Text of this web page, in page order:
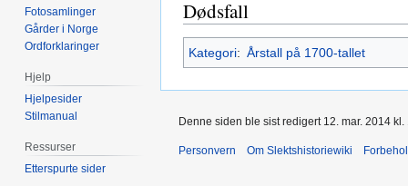
Dødsfall
Kategori: Årstall på 1700-tallet
Fotosamlinger
Gårder i Norge
Ordforklaringer
Hjelp
Hjelpesider
Stilmanual
Ressurser
Etterspurte sider
Denne siden ble sist redigert 12. mar. 2014 kl.
Personvern Om Slektshistoriewiki